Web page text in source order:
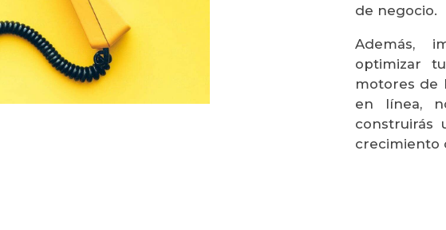
de negocio.
Además,
optimizar
motores de
en línea,
construirás
crecimiento